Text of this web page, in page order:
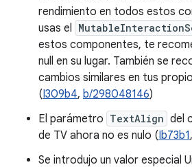
rendimiento en todos estos
usas el
estos componentes, te
null en su lugar. También se
cambios similares en tus
(I309b4, b/298048146)
El parámetro TextAlign del
de TV ahora no es nulo (Ib73b1,
Se introdujo un valor especial